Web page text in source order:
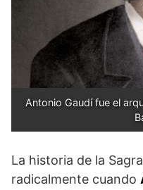
Antonio Gaudí fue el
La historia de la
radicalmente cuando